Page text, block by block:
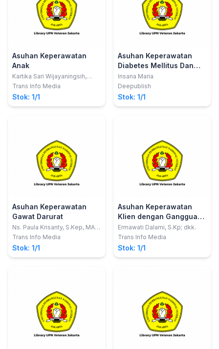
Asuhan Keperawatan
Anak
Kartika Sari Wijayaningsih,
S.Kep.,Ners
Trans Info Media
Stok: 1/1
Asuhan Keperawatan
Diabetes Mellitus Dan
Asuhan Keperawatan
Stroke
Insana Maria
Deepublish
Stok: 1/1
Asuhan Keperawatan
Gawat Darurat
Ns. Paula Krisanty, S.Kep, MA;
dkk
Trans Info Media
Stok: 1/1
Asuhan Keperawatan
Klien dengan Gangguan
Jiwa
Ermawati Dalami, S.Kp; dkk.
Trans Info Media
Stok: 1/1